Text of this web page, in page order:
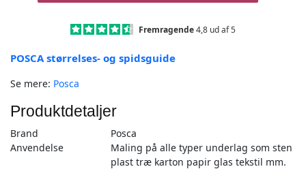
-
antal
Fremragende4,8 ud af 5
POSCA størrelses- og spidsguide
Se mere: Posca
Produktdetaljer
Brand
Posca
Anvendelse
Maling på alle typer underlag som sten
plast træ karton papir glas tekstil mm.